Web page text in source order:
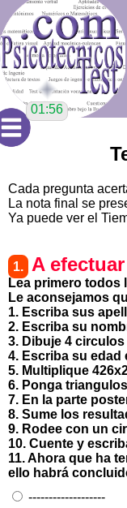
Cada pregunta
La nota final se
Ya puede ver el
01:56
1. A
Lea primero todos
Le aconsejamos
1. Escriba sus
2. Escriba su
3. Dibuje 4
4. Escriba su edad
5. Multiplique
6. Ponga
7. En la parte
8. Sume los
9. Rodee con un
10. Cuente y
11. Ahora que ha
ello habrá
-------------------